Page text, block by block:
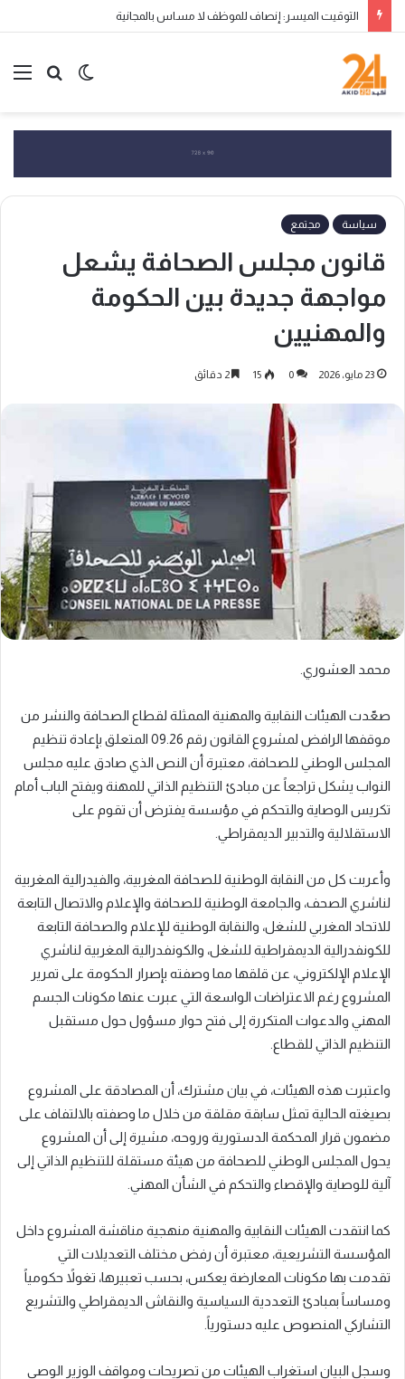
التوقيت الميسر: إنصاف للموظف لا مساس بالمجانية
بحث
الوضع
سياسة مجتمع
قانون مجلس الصحافة يشعل
مواجهة جديدة بين الحكومة
والمهنيين
23 مايو، 2026 0
15
محمد العشوري.
صعّدت الهيئات النقابية والمهنية الممثلة لقطاع الصحافة والنشر من
موقفها الرافض لمشروع القانون رقم 09.26 المتعلق بإعادة تنظيم
المجلس الوطني للصحافة، معتبرة أن النص الذي صادق عليه مجلس
النواب يشكل تراجعاً عن مبادئ التنظيم الذاتي للمهنة ويفتح الباب أمام
تكريس الوصاية والتحكم في مؤسسة يفترض أن تقوم على
الاستقلالية والتدبير الديمقراطي.
وأعربت كل من النقابة الوطنية للصحافة المغربية، والفيدرالية المغربية
لناشري الصحف، والجامعة الوطنية للصحافة والإعلام والاتصال التابعة
للاتحاد المغربي للشغل، والنقابة الوطنية للإعلام والصحافة التابعة
للكونفدرالية الديمقراطية للشغل، والكونفدرالية المغربية لناشري
الإعلام الإلكتروني، عن قلقها مما وصفته بإصرار الحكومة على تمرير
المشروع رغم الاعتراضات الواسعة التي عبرت عنها مكونات الجسم
المهني والدعوات المتكررة إلى فتح حوار مسؤول حول مستقبل
التنظيم الذاتي للقطاع.
واعتبرت هذه الهيئات، في بيان مشترك، أن المصادقة على المشروع
بصيغته الحالية تمثل سابقة مقلقة من خلال ما وصفته بالالتفاف على
مضمون قرار المحكمة الدستورية وروحه، مشيرة إلى أن المشروع
يحول المجلس الوطني للصحافة من هيئة مستقلة للتنظيم الذاتي إلى
آلية للوصاية والإقصاء والتحكم في الشأن المهني.
كما انتقدت الهيئات النقابية والمهنية منهجية مناقشة المشروع داخل
المؤسسة التشريعية، معتبرة أن رفض مختلف التعديلات التي
تقدمت بها مكونات المعارضة يعكس، بحسب تعبيرها، تغولاً حكومياً
ومساساً بمبادئ التعددية السياسية والنقاش الديمقراطي والتشريع
التشاركي المنصوص عليه دستورياً.
وسجل البيان استغراب الهيئات من تصريحات ومواقف الوزير الوصي